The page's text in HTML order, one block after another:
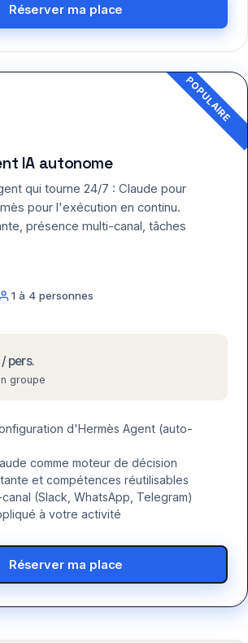
Réserver ma place
IA autonome
qui tourne 24/7 : Claude pour
pour l'exécution en continu.
présence multi-canal, tâches
1 à 4 personnes
pers.
groupe
d'Hermès Agent (auto-
comme moteur de décision
et compétences réutilisables
(Slack, WhatsApp, Telegram)
à votre activité
Réserver ma place